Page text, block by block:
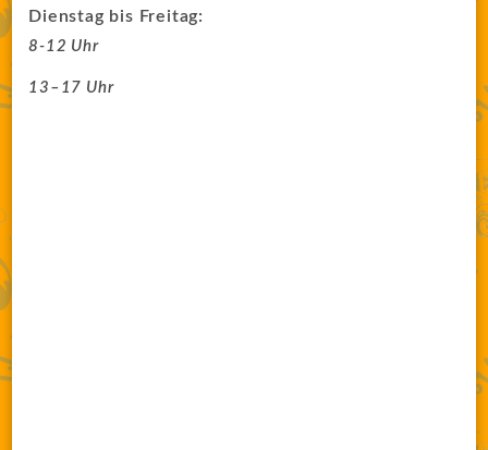
Dienstag bis Freitag:
8-12 Uhr
13–17 Uhr